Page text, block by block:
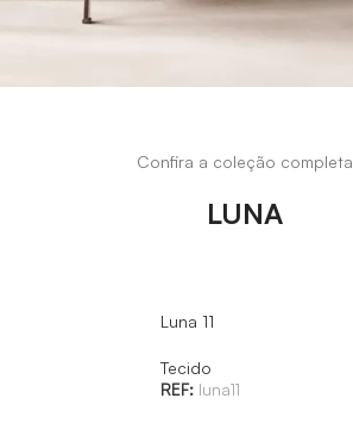
Confira a coleção completa
LUNA
Luna 11
Tecido
REF: luna11